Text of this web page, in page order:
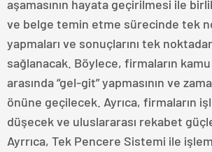
aşamasının hayata geçirilmesi ile
ve belge temin etme sürecinde tek
yapmaları ve sonuçlarını tek
sağlanacak. Böylece, firmaların
arasında “gel-git” yapmasının ve
önüne geçilecek. Ayrıca, firmaların
düşecek ve uluslararası rekabet
Ayrrıca, Tek Pencere Sistemi ile